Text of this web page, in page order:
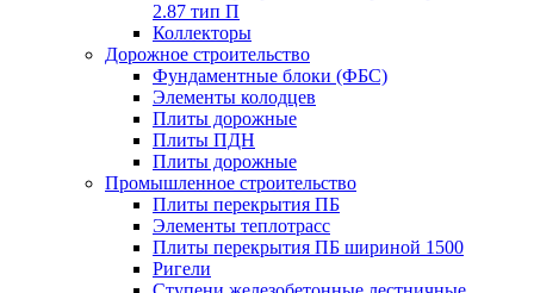
2.87 тип П
Коллекторы
Дорожное строительство
Фундаментные блоки (ФБС)
Элементы колодцев
Плиты дорожные
Плиты ПДН
Плиты дорожные
Промышленное строительство
Плиты перекрытия ПБ
Элементы теплотрасс
Плиты перекрытия ПБ шириной 1500
Ригели